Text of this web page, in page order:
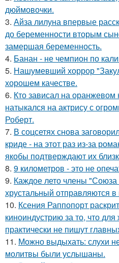
дюймовочки.
3. Айза лилуна впервые
до беременности вторым
замершая беременность.
4. Банан - не чемпион по
5. Нашумевший хоррор
хорошем качестве.
6. Кто зависал на оранжевом
натыкался на актрису с
Роберт.
7. В соцсетях снова
криде - на этот раз из-за
якобы подтверждают их
8. 9 километров - это не
9. Каждое лето члены "Союза
хрустальный отправляются
10. Ксения Раппопорт
киноиндустрию за то, что
практически не пишут
11. Можно выдыхать: слухи
молитвы были услышаны.